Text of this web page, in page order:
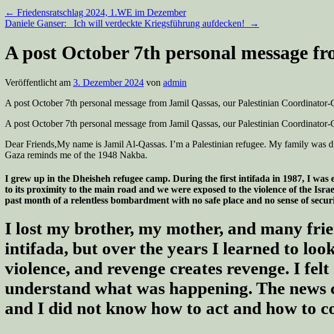
← Friedensratschlag 2024, 1.WE im Dezember
Daniele Ganser: Ich will verdeckte Kriegsführung aufdecken!
→
A post October 7th personal message
Veröffentlicht am 3. Dezember 2024 von admin
A post October 7th personal message from Jamil Qassas, our Palestinian Coordinator-
A post October 7th personal message from Jamil Qassas, our Palestinian Coordinator-
Dear Friends,My name is Jamil Al-Qassas. I’m a Palestinian refugee. My family
Gaza reminds me of the 1948 Nakba.
I grew up in the Dheisheh refugee camp. During the first intifada in 1987, I was
to its proximity to the main road and we were exposed to the violence of the
past month of a relentless bombardment with no safe place and no sense of
I lost my brother, my mother, and many
intifada, but over the years I learned to
violence, and revenge creates revenge. I
understand what was happening. The
and I did not know how to act and how to